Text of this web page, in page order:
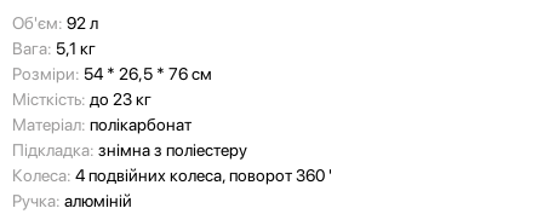
Об'єм: 92 л
Вага: 5,1 кг
Розміри: 54 * 26,5 * 76 см
Місткість: до 23 кг
Матеріал: полікарбонат
Підкладка: знімна з поліестеру
Колеса: 4 подвійних колеса, поворот 360 '
Ручка: алюміній